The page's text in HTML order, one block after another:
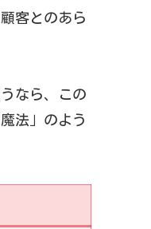
客とのあら
なら、この
法」のよう